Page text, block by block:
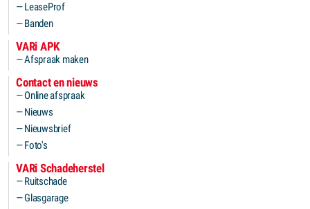
LeaseProf
Banden
VARi APK
Afspraak maken
Contact en nieuws
Online afspraak
Nieuws
Nieuwsbrief
Foto's
VARi Schadeherstel
Ruitschade
Glasgarage